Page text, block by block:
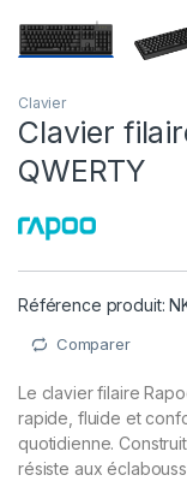
Clavier
Clavier
QWERTY
Référence produit:
Comparer
Le clavier filaire
rapide, fluide et
quotidienne.
résiste aux